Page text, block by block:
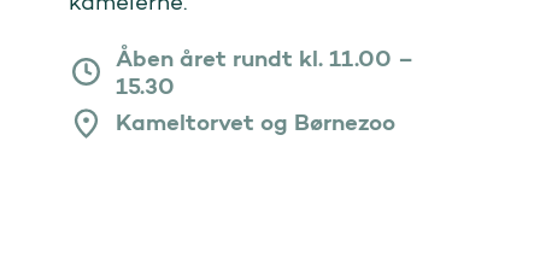
Åben året rundt kl. 11.00 –
15.30
Kameltorvet og Børnezoo